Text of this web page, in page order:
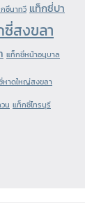
ซี่นาทวี แท็กซี่ปา
สงขลา
แท็กซี่หน้าอนุบาล
หาดใหญ่สงขลา
น แท็กซี่ไทรบุรี